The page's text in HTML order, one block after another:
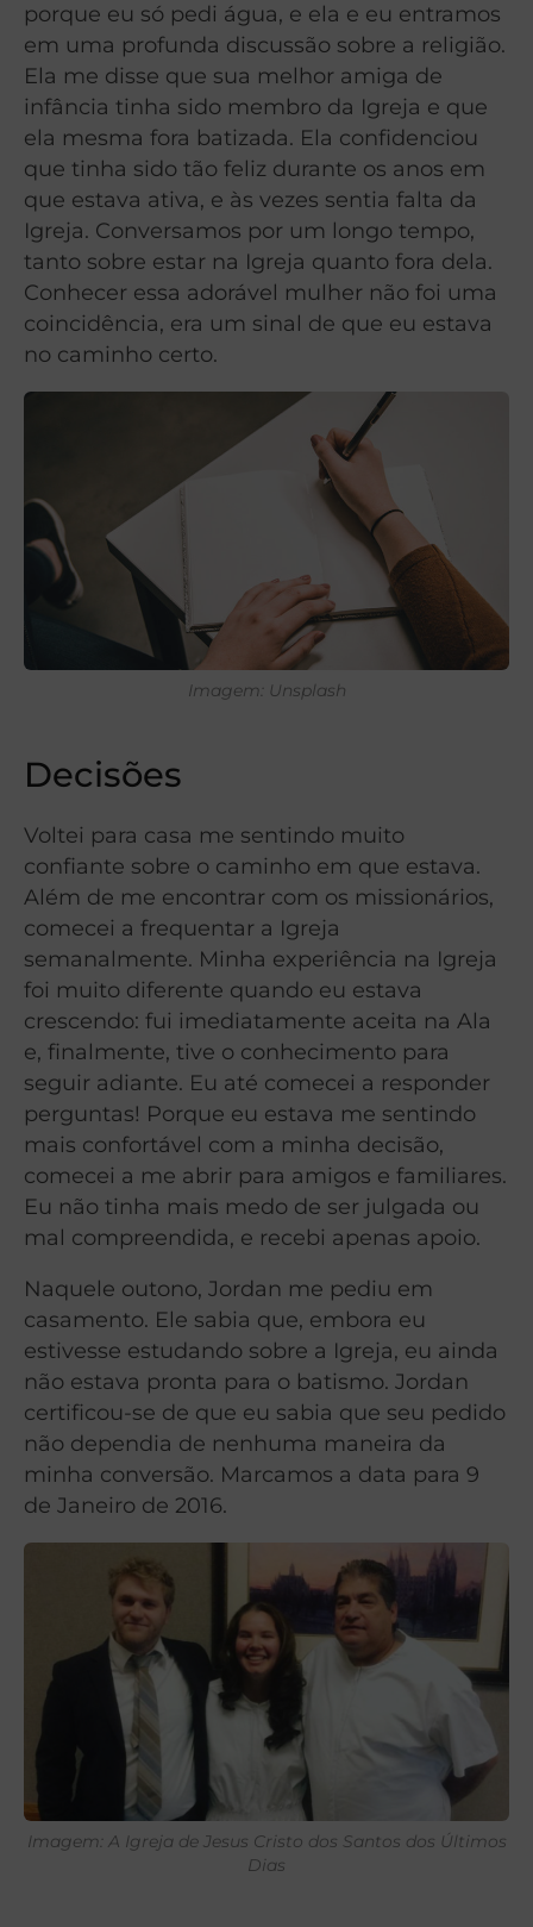
porque eu só pedi água, e ela e eu entramos
em uma profunda discussão sobre a religião.
Ela me disse que sua melhor amiga de
infância tinha sido membro da Igreja e que
ela mesma fora batizada. Ela confidenciou
que tinha sido tão feliz durante os anos em
que estava ativa, e às vezes sentia falta da
Igreja. Conversamos por um longo tempo,
tanto sobre estar na Igreja quanto fora dela.
Conhecer essa adorável mulher não foi uma
coincidência, era um sinal de que eu estava
no caminho certo.
Imagem: Unsplash
Decisões
Voltei para casa me sentindo muito
confiante sobre o caminho em que estava.
Além de me encontrar com os missionários,
comecei a frequentar a Igreja
semanalmente. Minha experiência na Igreja
foi muito diferente quando eu estava
crescendo: fui imediatamente aceita na Ala
e, finalmente, tive o conhecimento para
seguir adiante. Eu até comecei a responder
perguntas! Porque eu estava me sentindo
mais confortável com a minha decisão,
comecei a me abrir para amigos e familiares.
Eu não tinha mais medo de ser julgada ou
mal compreendida, e recebi apenas apoio.
Naquele outono, Jordan me pediu em
casamento. Ele sabia que, embora eu
estivesse estudando sobre a Igreja, eu ainda
não estava pronta para o batismo. Jordan
certificou-se de que eu sabia que seu pedido
não dependia de nenhuma maneira da
minha conversão. Marcamos a data para 9
de Janeiro de 2016.
Imagem: A Igreja de Jesus Cristo dos Santos dos Últimos
Dias